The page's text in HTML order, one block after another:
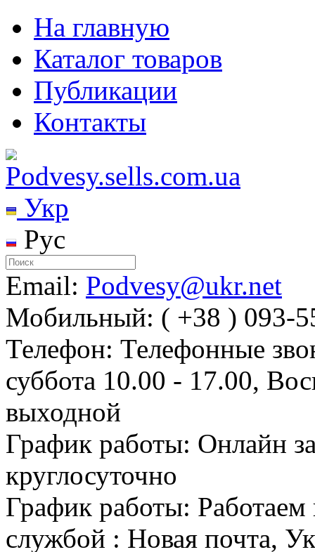
На главную
Каталог товаров
Публикации
Контакты
Укр
Рус
Email: Podvesy@ukr.net
Мобильный: ( +38 ) 093-
Телефон: Телефонные
суббота 10.00 - 17.00,
выходной
График работы: Онлайн
круглосуточно
График работы: Работаем
службой : Новая почта,